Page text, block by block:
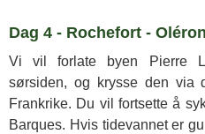
Dag 4 - Rochefort -
Vi vil forlate byen Pierre
sørsiden, og krysse den via
Frankrike. Du vil fortsette å
Barques. Hvis tidevannet er